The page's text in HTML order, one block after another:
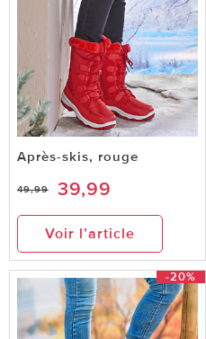
Après-skis, rouge
49,99 39,99
Voir l’article
-20%